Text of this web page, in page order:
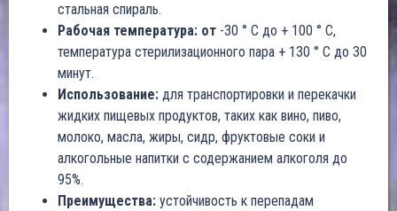
стальная спираль.
Рабочая температура: от -30 ° C до + 100 ° C,
температура стерилизационного пара + 130 ° C до 30
минут.
Использование: для транспортировки и перекачки
жидких пищевых продуктов, таких как вино, пиво,
молоко, масла, жиры, сидр, фруктовые соки и
алкогольные напитки с содержанием алкоголя до
95%.
Преимущества: устойчивость к перепадам